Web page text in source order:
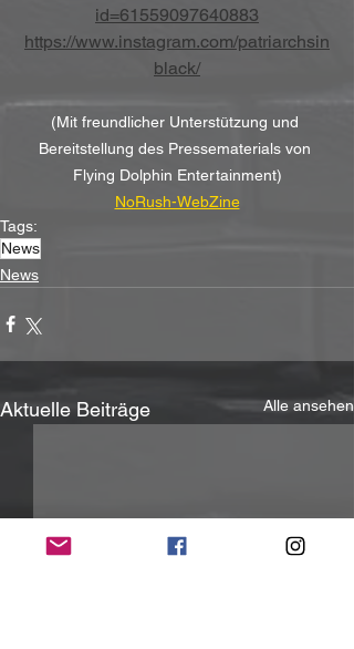
id=61559097640883
https://www.instagram.com/patriarchsin
black/
(Mit freundlicher Unterstützung und
Bereitstellung des Pressematerials von
Flying Dolphin Entertainment)
NoRush-WebZine
Tags:
News
News
Aktuelle Beiträge Alle ansehen